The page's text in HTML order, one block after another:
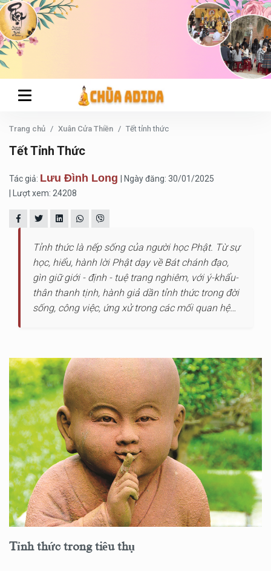
Trang chủ Xuân Cửa Thiền Tết tỉnh thức
Tết Tỉnh Thức
Tác giả: Lưu Đình Long
| Ngày đăng: 30/01/2025
| Lượt xem: 24208
Tỉnh thức là nếp sống của người học Phật. Từ sự
học, hiểu, hành lời Phật dạy về Bát chánh đạo,
gìn giữ giới - định - tuệ trang nghiêm, với ý-khẩu-
thân thanh tịnh, hành giả dần tỉnh thức trong đời
sống, công việc, ứng xử trong các mối quan hệ…
Tỉnh thức trong tiêu thụ